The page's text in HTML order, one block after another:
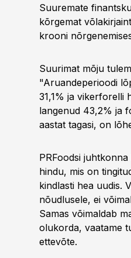
Suuremate
kõrgemat
krooni
Suurimat mõju
"Aruandeperioodi
31,1% ja vikerforelli
langenud 43,2% ja
aastat tagasi, on
PRFoodsi
hindu, mis on
kindlasti hea uudis.
nõudlusele, ei
Samas võimaldab
olukorda, vaatame
ettevõte.